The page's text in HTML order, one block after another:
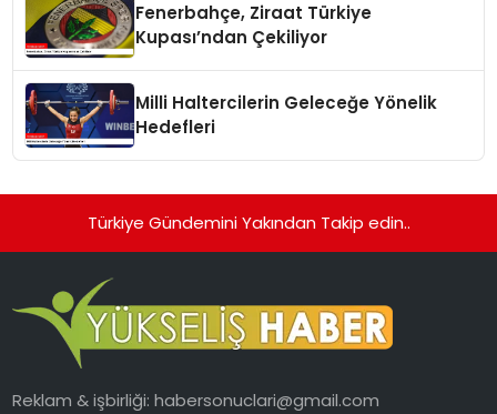
Fenerbahçe, Ziraat Türkiye
Kupası’ndan Çekiliyor
Milli Haltercilerin Geleceğe Yönelik
Hedefleri
Türkiye Gündemini Yakından Takip edin..
Reklam & işbirliği:habersonuclari@gmail.com